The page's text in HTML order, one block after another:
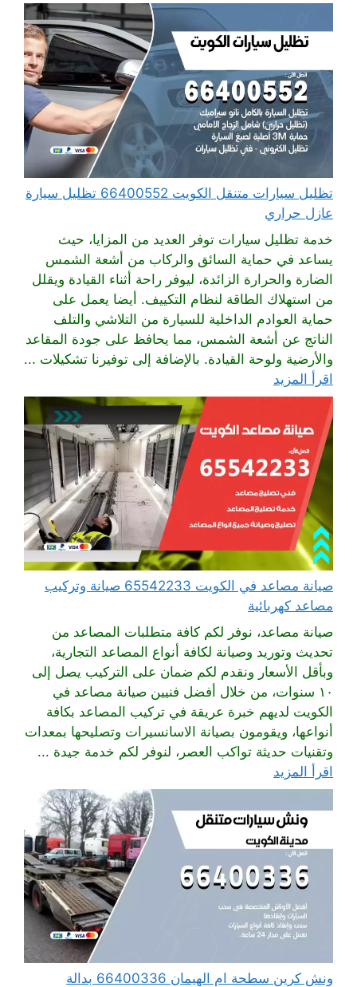
تظليل سيارات متنقل الكويت 66400552 تظليل سيارة
عازل حراري
خدمة تظليل سيارات توفر العديد من المزايا، حيث
يساعد في حماية السائق والركاب من أشعة الشمس
الضارة والحرارة الزائدة، ليوفر راحة أثناء القيادة ويقلل
من استهلاك الطاقة لنظام التكييف. أيضا يعمل على
حماية العوادم الداخلية للسيارة من التلاشي والتلف
الناتج عن أشعة الشمس، مما يحافظ على جودة المقاعد
والأرضية ولوحة القيادة. بالإضافة إلى توفيرنا تشكيلات ...
اقرأ المزيد
صيانة مصاعد في الكويت 65542233 صيانة وتركيب
مصاعد كهربائية
صيانة مصاعد، نوفر لكم كافة متطلبات المصاعد من
تحديث وتوريد وصيانة لكافة أنواع المصاعد التجارية،
وبأقل الأسعار ونقدم لكم ضمان على التركيب يصل إلى
١٠ سنوات، من خلال أفضل فنيين صيانة مصاعد في
الكويت لديهم خبرة عريقة في تركيب المصاعد بكافة
أنواعها، ويقومون بصيانة الاسانسيرات وتصليحها بمعدات
وتقنيات حديثة تواكب العصر، لنوفر لكم خدمة جيدة ...
اقرأ المزيد
ونش كرين سطحة ام الهيمان 66400336 بدالة